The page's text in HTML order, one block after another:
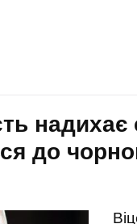
надихає
до